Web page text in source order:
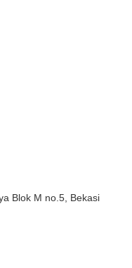
Blok M no.5, Bekasi